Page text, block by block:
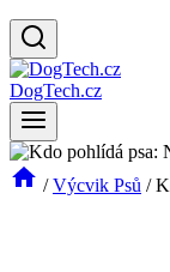
DogTech.cz
/ Výcvik Psů /